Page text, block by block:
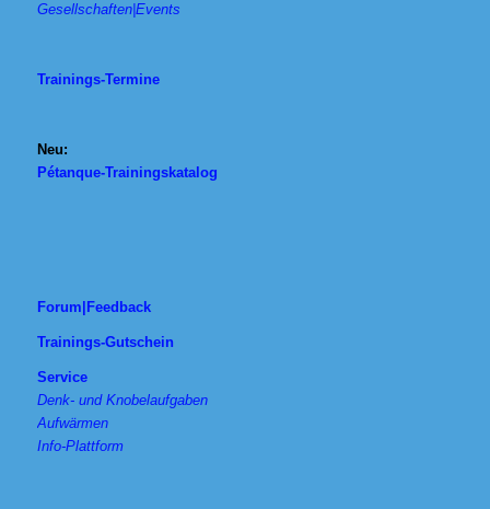
Gesellschaften|Events
Trainings-Termine
Neu:
Pétanque-Trainingskatalog
Forum|Feedback
Trainings-Gutschein
Service
Denk- und Knobelaufgaben
Aufwärmen
Info-Plattform